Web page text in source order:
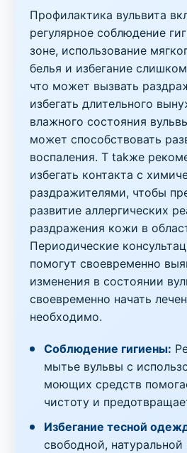
Профилактика вульвита
регулярное соблюдение
зоне, использование
белья и избегание
что может вызвать
избегать длительного
влажного состояния
может способствовать
воспаления. Т takже
избегать контакта с
раздражителями, чтобы
развитие аллергических
раздражения кожи в
Периодические
помогут своевременно
изменения в состоянии
своевременно начать
необходимо.
Соблюдение гигиены:
мытье вульвы с
моющих средств
чистоту и
Избегание тесной
свободной,